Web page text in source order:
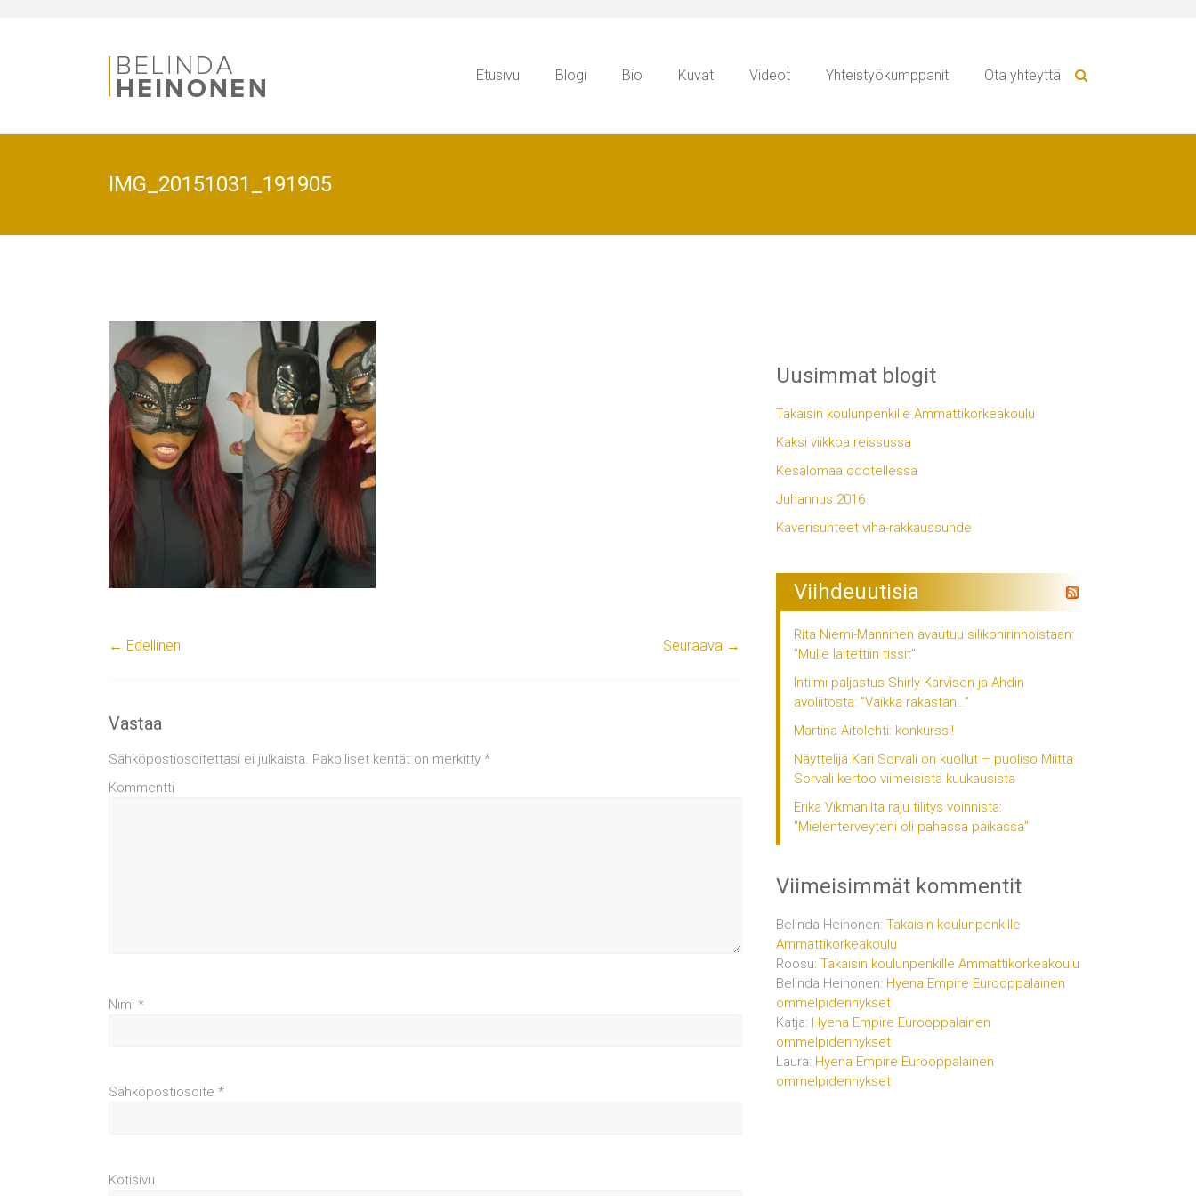
Etusivu Blogi Bio Kuvat Videot Yhteistyökumppanit Ota yhteyttä
IMG_20151031_191905
← Edellinen Seuraava →
Vastaa
Sähköpostiosoitettasi ei julkaista. Pakolliset kentät on merkitty *
Kommentti
Nimi *
Sähköpostiosoite *
Kotisivu
Uusimmat blogit
Takaisin koulunpenkille Ammattikorkeakoulu
Kaksi viikkoa reissussa
Kesälomaa odotellessa
Juhannus 2016
Kaverisuhteet viha-rakkaussuhde
Viihdeuutisia
Rita Niemi-Manninen avautuu silikonirinnoistaan:
”Mulle laitettiin tissit”
Intiimi paljastus Shirly Karvisen ja Ahdin
avoliitosta: ”Vaikka rakastan…”
Martina Aitolehti: konkurssi!
Näyttelijä Kari Sorvali on kuollut – puoliso Miitta
Sorvali kertoo viimeisistä kuukausista
Erika Vikmanilta raju tilitys voinnista:
”Mielenterveyteni oli pahassa paikassa”
Viimeisimmät kommentit
Belinda Heinonen: Takaisin koulunpenkille
Ammattikorkeakoulu
Roosu: Takaisin koulunpenkille Ammattikorkeakoulu
Belinda Heinonen: Hyena Empire Eurooppalainen
ommelpidennykset
Katja: Hyena Empire Eurooppalainen
ommelpidennykset
Laura: Hyena Empire Eurooppalainen
ommelpidennykset